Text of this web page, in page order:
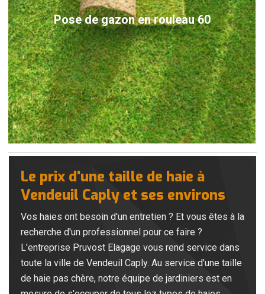
Pose de gazon en rouleau 60
Le prix d'une taille de haie à
Vendeuil Caply et ses environs
Vos haies ont besoin d'un entretien ? Et vous êtes à la
recherche d'un professionnel pour ce faire ?
L'entreprise Pruvost Elagage vous rend service dans
toute la ville de Vendeuil Caply. Au service d'une taille
de haie pas chère, notre équipe de jardiniers est en